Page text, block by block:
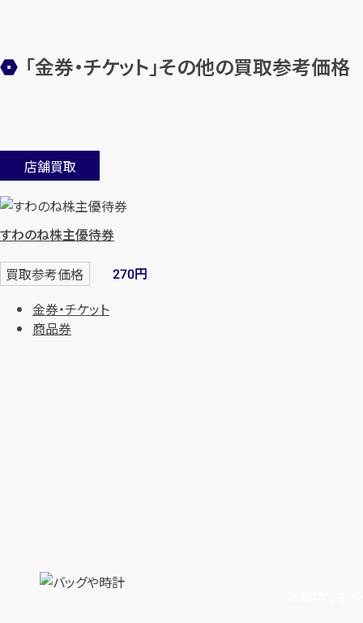
「金券・チケット」その他の買取参考価格
店舗買取
すわのね株主優待券
買取参考価格 270円
金券・チケット
商品券